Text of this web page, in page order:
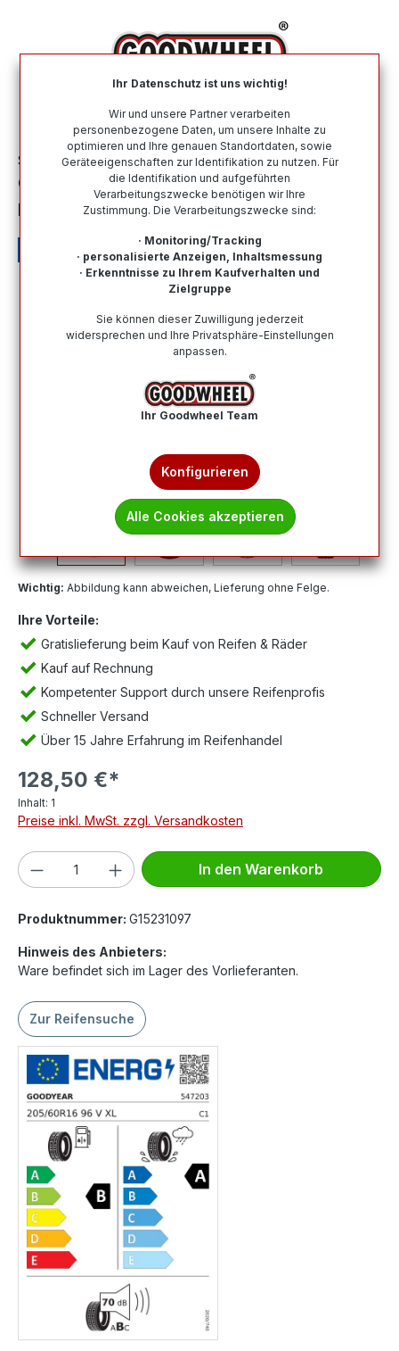
Sommerreifen Nach Größe 205 60 R16
GOODYEAR EFFICIENTGRIP
PERFORMANCE 2 205/60R16 96V XL
Wichtig: Abbildung kann abweichen, Lieferung ohne Felge.
Ihre Vorteile:
Gratislieferung beim Kauf von Reifen & Räder
Kauf auf Rechnung
Kompetenter Support durch unsere Reifenprofis
Schneller Versand
Über 15 Jahre Erfahrung im Reifenhandel
128,50 €*
Inhalt: 1
Preise inkl. MwSt. zzgl. Versandkosten
Produkt Anzahl: Gib den gewünschten
In den Warenkorb
Produktnummer: G15231097
Hinweis des Anbieters:
Ware befindet sich im Lager des Vorlieferanten.
Zur Reifensuche
Ihr Datenschutz ist uns wichtig!
Wir und unsere Partner verarbeiten
personenbezogene Daten, um unsere Inhalte zu
optimieren und Ihre genauen Standortdaten, sowie
Geräteeigenschaften zur Identifikation zu nutzen. Für
die Identifikation und aufgeführten
Verarbeitungszwecke benötigen wir Ihre
Zustimmung. Die Verarbeitungszwecke sind:
· Monitoring/Tracking
· personalisierte Anzeigen, Inhaltsmessung
· Erkenntnisse zu Ihrem Kaufverhalten und
Zielgruppe
Sie können dieser Zuwilligung jederzeit
widersprechen und Ihre Privatsphäre-Einstellungen
anpassen.
Ihr Goodwheel Team
Konfigurieren
Alle Cookies akzeptieren